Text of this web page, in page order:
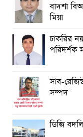
বাদশা
মিয়া
চাকরির
পরিদর্শক
সাব-
সম্পদ
ডিজি